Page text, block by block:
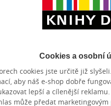
Cookies a osobní
cookies jste určitě již
aby náš e-shop dobře
lepší a cílenější
může předat